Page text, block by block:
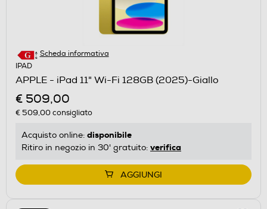
Scheda informativa
IPAD
APPLE - iPad 11" Wi-Fi 128GB (2025)-Giallo
€ 509,00
€ 509,00consigliato
Acquisto online: disponibile
Ritiro in negozio in 30' gratuito: verifica
AGGIUNGI